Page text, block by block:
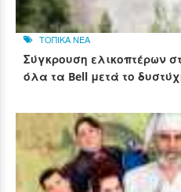
ΤΟΠΙΚΑ ΝΕΑ
Σύγκρουση ελικοπτέρων
όλα τα Bell μετά το